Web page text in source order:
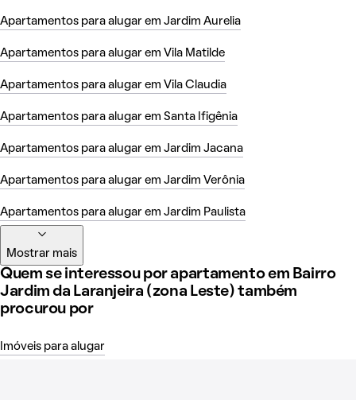
Apartamentos para alugar em Jardim Aurelia
Apartamentos para alugar em Vila Matilde
Apartamentos para alugar em Vila Claudia
Apartamentos para alugar em Santa Ifigênia
Apartamentos para alugar em Jardim Jacana
Apartamentos para alugar em Jardim Verônia
Apartamentos para alugar em Jardim Paulista
Mostrar mais
Quem se interessou por apartamento em Bairro
Jardim da Laranjeira (zona Leste) também
procurou por
Imóveis para alugar